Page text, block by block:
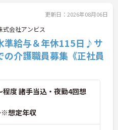
ます。働き方の面
て公休となるほ
7時間程度とかな
率が90パーセント
発生しにくく、あ
沿って規則正しく
によるお一人おひ
施されます。eラ
が用意されていま
更新日：2026年08月06日
式会社アンビス
準給与＆年休115日♪サ
介護職員募集《正社員
程度 諸手当込・夜勤4回想
想定年収